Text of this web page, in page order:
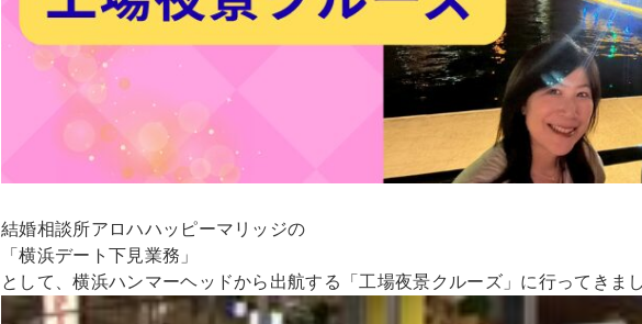
結婚相談所アロハハッピーマリッジの
「横浜デート下見業務」
として、横浜ハンマーヘッドから出航する「工場夜景クルーズ」に行ってきま